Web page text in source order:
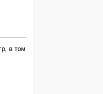
в том